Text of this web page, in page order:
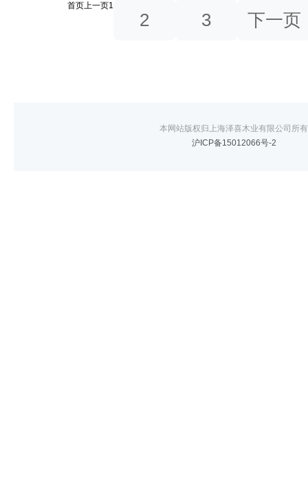
首页上一页1
2 3 下一页
本网站版权归上海泽喜木业有限公司所有
沪ICP备15012066号-2